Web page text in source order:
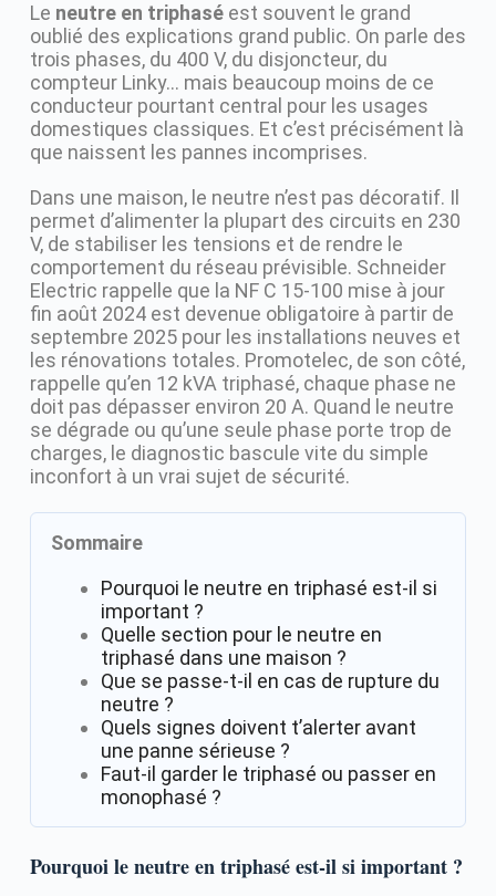
Le neutre en triphaséest souvent le grand
oublié des explications grand public. On parle des
trois phases, du 400 V, du disjoncteur, du
compteur Linky… mais beaucoup moins de ce
conducteur pourtant central pour les usages
domestiques classiques. Et c’est précisément là
que naissent les pannes incomprises.
Dans une maison, le neutre n’est pas décoratif. Il
permet d’alimenter la plupart des circuits en 230
V, de stabiliser les tensions et de rendre le
comportement du réseau prévisible. Schneider
Electric rappelle que la NF C 15-100 mise à jour
fin août 2024 est devenue obligatoire à partir de
septembre 2025 pour les installations neuves et
les rénovations totales. Promotelec, de son côté,
rappelle qu’en 12 kVA triphasé, chaque phase ne
doit pas dépasser environ 20 A. Quand le neutre
se dégrade ou qu’une seule phase porte trop de
charges, le diagnostic bascule vite du simple
inconfort à un vrai sujet de sécurité.
Sommaire
Pourquoi le neutre en triphasé est-il si
important ?
Quelle section pour le neutre en
triphasé dans une maison ?
Que se passe-t-il en cas de rupture du
neutre ?
Quels signes doivent t’alerter avant
une panne sérieuse ?
Faut-il garder le triphasé ou passer en
monophasé ?
Pourquoi le neutre en triphasé est-il si important ?